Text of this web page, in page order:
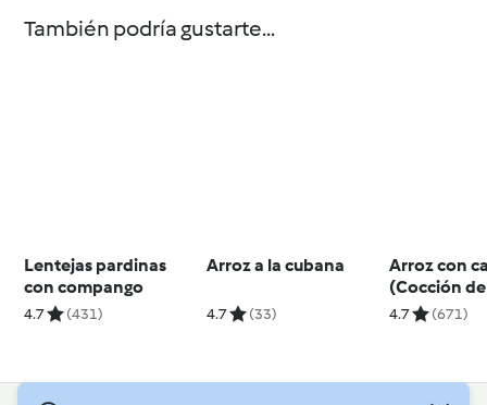
También podría gustarte...
Lentejas pardinas
con compango
4.7 (431)
Arroz a la cubana
4.7 (33)
Arroz con
(Cocción
4.7 (671)